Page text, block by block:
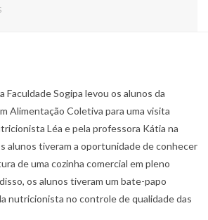
Faculdade Sogipa levou os alunos da
Alimentação Coletiva para uma visita
Léa e pela professora Kátia na
alunos tiveram a oportunidade de conhecer
de uma cozinha comercial em pleno
os alunos tiveram um bate-papo
nutricionista no controle de qualidade das